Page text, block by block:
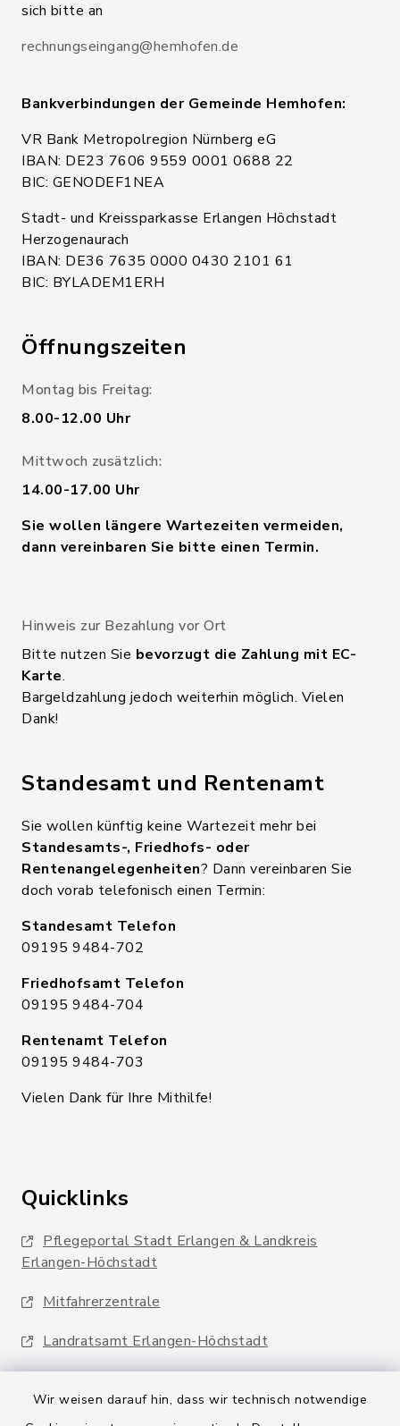
Wir weisen darauf hin, dass wir technisch notwendige
sich bitte an
rechnungseingang@hemhofen.de
Bankverbindungen der Gemeinde Hemhofen:
VR Bank Metropolregion Nürnberg eG
IBAN: DE23 7606 9559 0001 0688 22
BIC: GENODEF1NEA
Stadt- und Kreissparkasse Erlangen Höchstadt
Herzogenaurach
IBAN: DE36 7635 0000 0430 2101 61
BIC: BYLADEM1ERH
Öffnungszeiten
Montag bis Freitag:
8.00-12.00 Uhr
Mittwoch zusätzlich:
14.00-17.00 Uhr
Sie wollen längere Wartezeiten vermeiden,
dann vereinbaren Sie bitte einen Termin.
Hinweis zur Bezahlung vor Ort
Bitte nutzen Sie bevorzugt die Zahlung mit EC-
Karte.
Bargeldzahlung jedoch weiterhin möglich. Vielen
Dank!
Standesamt und Rentenamt
Sie wollen künftig keine Wartezeit mehr bei
Standesamts-, Friedhofs- oder
Rentenangelegenheiten? Dann vereinbaren Sie
doch vorab telefonisch einen Termin:
Standesamt Telefon
09195 9484-702
Friedhofsamt Telefon
09195 9484-704
Rentenamt Telefon
09195 9484-703
Vielen Dank für Ihre Mithilfe!
Quicklinks
Pflegeportal Stadt Erlangen & Landkreis
Erlangen-Höchstadt
Mitfahrerzentrale
Landratsamt Erlangen-Höchstadt